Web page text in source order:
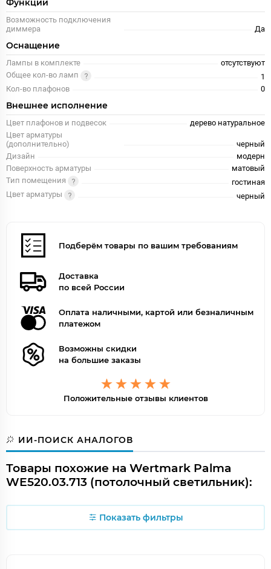
Функции
Возможность подключения
диммера
Да
Оснащение
Лампы в комплекте
отсутствуют
Общее кол-во ламп
1
Кол-во плафонов
0
Внешнее исполнение
Цвет плафонов и подвесок
дерево натуральное
Цвет арматуры
(дополнительно)
черный
Дизайн
модерн
Поверхность арматуры
матовый
Тип помещения
гостиная
Цвет арматуры
черный
Подберём товары по вашим требованиям
Доставка
по всей России
Оплата наличными, картой или безналичным
платежом
Возможны скидки
на большие заказы
Положительные отзывы клиентов
ИИ-ПОИСК АНАЛОГОВ
Товары похожие на Wertmark Palma
WE520.03.713 (потолочный светильник):
Показать фильтры